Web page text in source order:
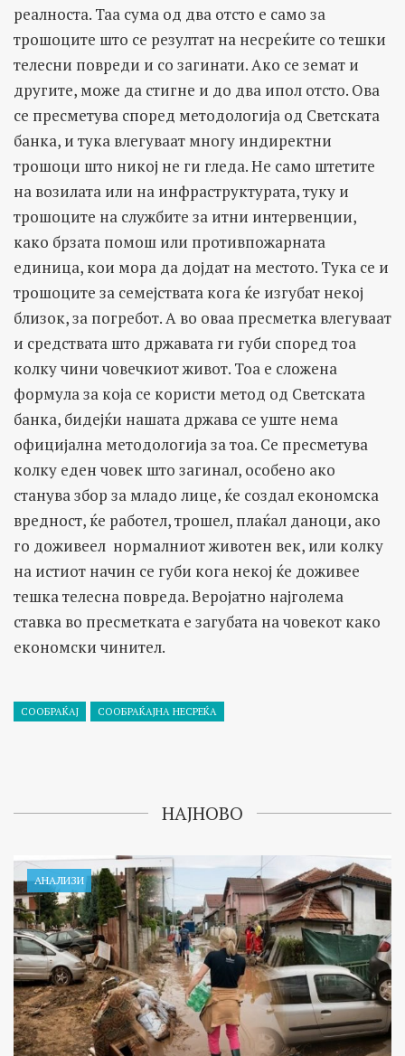
реалноста. Таа сума од два отсто е само за
трошоците што се резултат на несреќите со тешки
телесни повреди и со загинати. Ако се земат и
другите, може да стигне и до два ипол отсто. Ова
се пресметува според методологија од Светската
банка, и тука влегуваат многу индиректни
трошоци што никој не ги гледа. Не само штетите
на возилата или на инфраструктурата, туку и
трошоците на службите за итни интервенции,
како брзата помош или противпожарната
единица, кои мора да дојдат на местото. Тука се и
трошоците за семејствата кога ќе изгубат некој
близок, за погребот. А во оваа пресметка влегуваат
и средствата што државата ги губи според тоа
колку чини човечкиот живот. Тоа е сложена
формула за која се користи метод од Светската
банка, бидејќи нашата држава се уште нема
официјална методологија за тоа. Се пресметува
колку еден човек што загинал, особено ако
станува збор за младо лице, ќе создал економска
вредност, ќе работел, трошел, плаќал даноци, ако
го доживеел нормалниот животен век, или колку
на истиот начин се губи кога некој ќе доживее
тешка телесна повреда. Веројатно најголема
ставка во пресметката е загубата на човекот како
економски чинител.
СООБРАЌАЈ СООБРАЌАЈНА НЕСРЕЌА
НАЈНОВО
АНАЛИЗИ